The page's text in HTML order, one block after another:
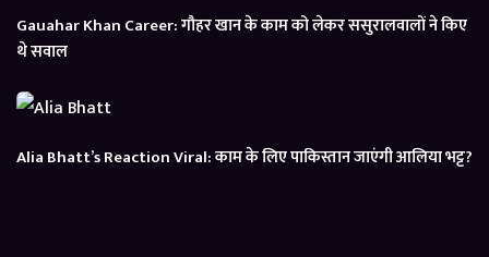
Gauahar Khan Career: गौहर खान के काम को लेकर ससुरालवालों ने किए
थे सवाल
Alia Bhatt’s Reaction Viral: काम के लिए पाकिस्तान जाएंगी आलिया भट्ट?